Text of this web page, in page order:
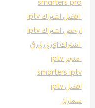
افضل اشتراك iptv
ارخص اشتراك iptv
اشتراك اي بي تي في
متجر iptv
smarters iptv
افضل iptv
سمارتز